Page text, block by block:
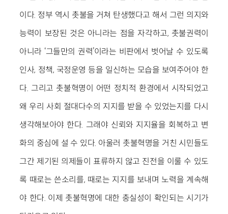
이다. 정부 역시 촛불을 거쳐 탄생했다고 해서 그런 의지와
능력이 보장된 것은 아니라는 점을 자각하고, 촛불권력이
아니라 ‘그들만의 권력’이라는 비판에서 벗어날 수 있도록
인사, 정책, 국정운영 등을 일신하는 모습을 보여주어야 한
다. 그리고 촛불혁명이 어떤 정치적 환경에서 시작되었고
왜 우리 사회 절대다수의 지지를 받을 수 있었는지를 다시
생각해보아야 한다. 그래야 신뢰와 지지율을 회복하고 변
화의 중심에 설 수 있다. 아울러 촛불혁명을 거친 시민들도
그간 제기된 의제들이 표류하지 않고 진전을 이룰 수 있도
록 때로는 쓴소리를, 때로는 지지를 보내며 노력을 계속해
야 한다. 이제 촛불혁명에 대한 충실성이 확인되는 시기가